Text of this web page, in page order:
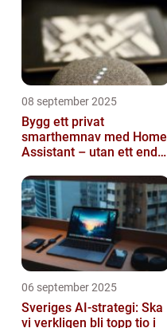
08 september 2025
Bygg ett privat
smarthemnav med Home
Assistant – utan ett enda
06 september 2025
Sveriges AI-strategi: Ska
vi verkligen bli topp tio i